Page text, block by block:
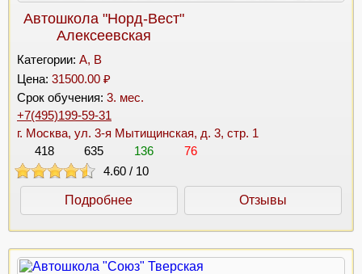
Автошкола "Норд-Вест"
Алексеевская
Категории: A, B
Цена: 31500.00 ₽
Срок обучения: 3. мес.
+7(495)199-59-31
г. Москва, ул. 3-я Мытищинская, д. 3, стр. 1
418
635 136
76
4.60 / 10
Подробнее Отзывы